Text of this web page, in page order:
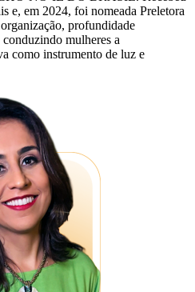
e, em 2024, foi nomeada Preletora
profundidade
mulheres a
como instrumento de luz e